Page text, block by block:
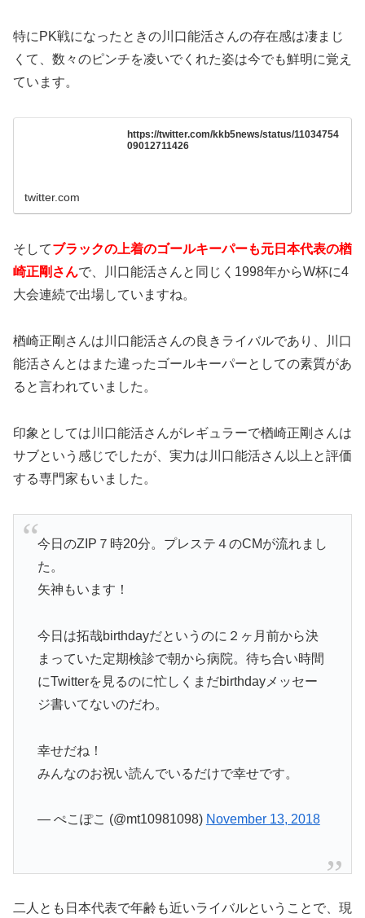
特にPK戦になったときの川口能活さんの存在感は凄まじ
くて、数々のピンチを凌いでくれた姿は今でも鮮明に覚え
ています。
https://twitter.com/kkb5news/status/11034754
09012711426
twitter.com
そしてブラックの上着のゴールキーパーも元日本代表の楢
崎正剛さんで、川口能活さんと同じく1998年からW杯に4
大会連続で出場していますね。
楢崎正剛さんは川口能活さんの良きライバルであり、川口
能活さんとはまた違ったゴールキーパーとしての素質があ
ると言われていました。
印象としては川口能活さんがレギュラーで楢崎正剛さんは
サブという感じでしたが、実力は川口能活さん以上と評価
する専門家もいました。
今日のZIP７時20分。プレステ４のCMが流れまし
た。
矢神もいます！
今日は拓哉birthdayだというのに２ヶ月前から決
まっていた定期検診で朝から病院。待ち合い時間
にTwitterを見るのに忙しくまだbirthdayメッセー
ジ書いてないのだわ。
幸せだね！
みんなのお祝い読んでいるだけで幸せです。
— ぺこぽこ (@mt10981098) November 13, 2018
二人とも日本代表で年齢も近いライバルということで、現